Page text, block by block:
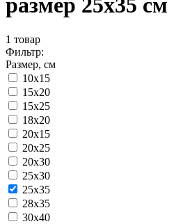
размер 25x35 см
1 товар
Фильтр:
Размер, см
10x15
15x20
15x25
18x20
20x15
20x25
20x30
25x30
25x35
28x35
30x40